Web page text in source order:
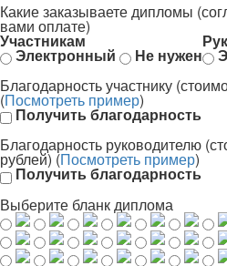
Какие заказываете дипломы
вами оплате)
Участникам
Электронный Не нужен
Благодарность участнику
(Посмотреть пример)
Получить благодарность
Благодарность руководителю
рублей) (Посмотреть пример)
Получить благодарность
Выберите бланк диплома